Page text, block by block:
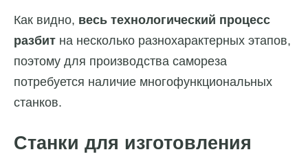
Как видно, весь технологический процесс
разбит на несколько разнохарактерных этапов,
поэтому для производства самореза
потребуется наличие многофункциональных
станков.
Станки для изготовления